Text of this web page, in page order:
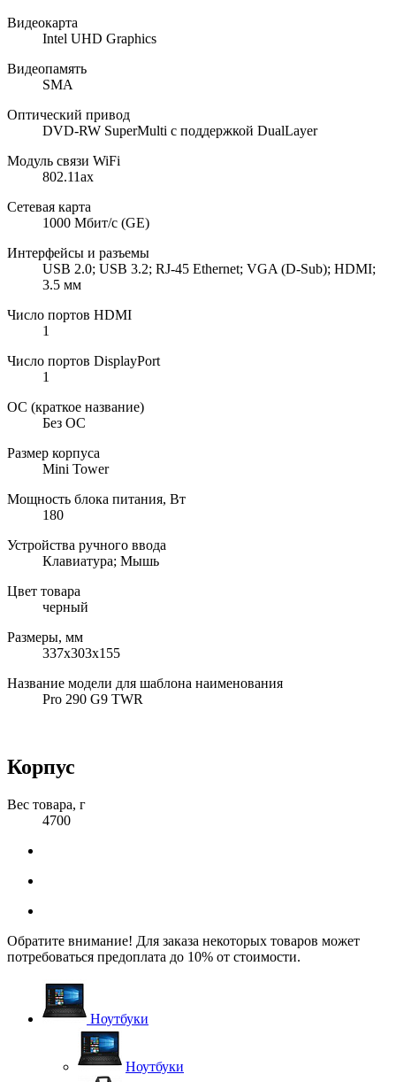
Видеокарта
Intel UHD Graphics
Видеопамять
SMA
Оптический привод
DVD-RW SuperMulti с поддержкой DualLayer
Модуль связи WiFi
802.11ax
Сетевая карта
1000 Мбит/с (GE)
Интерфейсы и разъемы
USB 2.0; USB 3.2; RJ-45 Ethernet; VGA (D-Sub); HDMI;
3.5 мм
Число портов HDMI
1
Число портов DisplayPort
1
ОС (краткое название)
Без ОС
Размер корпуса
Mini Tower
Мощность блока питания, Вт
180
Устройства ручного ввода
Клавиатура; Мышь
Цвет товара
черный
Размеры, мм
337x303x155
Название модели для шаблона наименования
Pro 290 G9 TWR
Корпус
Вес товара, г
4700
Обратите внимание! Для заказа некоторых товаров может
потребоваться предоплата до 10% от стоимости.
Ноутбуки
Ноутбуки